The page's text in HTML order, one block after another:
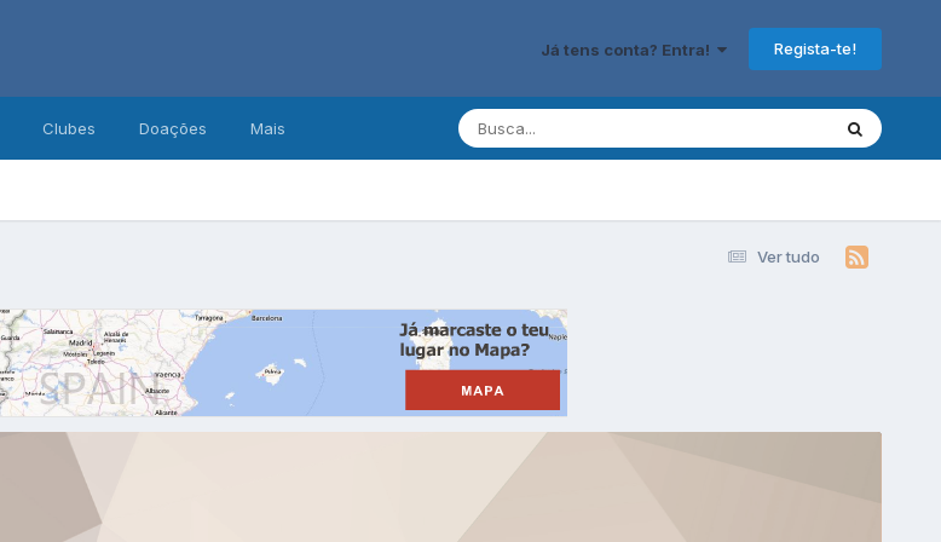
Já tens conta? Entra! Regista-te!
Clubes Doações Mais
Ver tudo